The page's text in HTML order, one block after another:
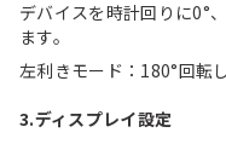
デバイスを時計回りに0°
ます。
左利きモード：180°回転し
3.ディスプレイ設定